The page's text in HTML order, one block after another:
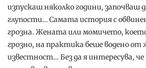
изпускаш няколко години, започваш
глупости… Самата история с
грозна. Жената или момичето,
грозно, на практика беше водено
известност… Без да я интересува, че